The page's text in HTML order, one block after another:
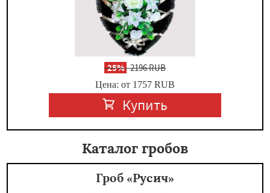
-25%2196 RUB
Цена: от 1757 RUB
Купить
Каталог гробов
Гроб «Русич»